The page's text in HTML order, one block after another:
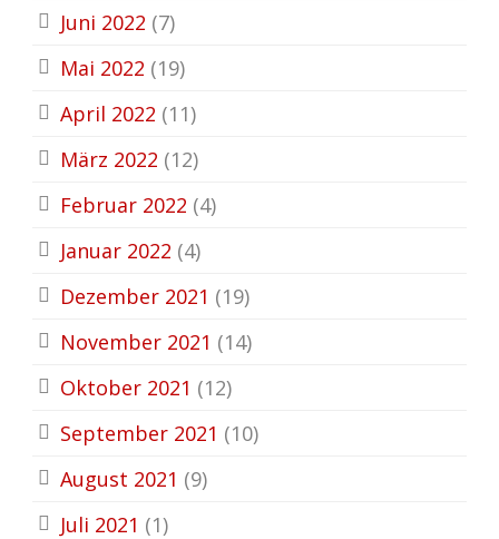
Juni 2022 (7)
Mai 2022 (19)
April 2022 (11)
März 2022 (12)
Februar 2022 (4)
Januar 2022 (4)
Dezember 2021 (19)
November 2021 (14)
Oktober 2021 (12)
September 2021 (10)
August 2021 (9)
Juli 2021 (1)